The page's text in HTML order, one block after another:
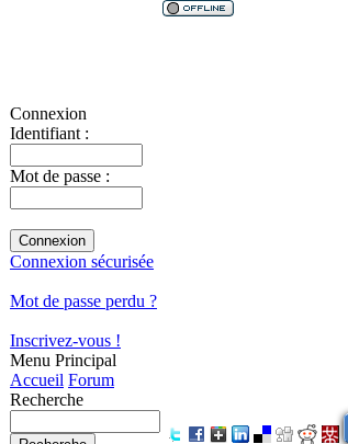
Connexion
Identifiant :
Mot de passe :
Connexion sécurisée
Mot de passe perdu ?
Inscrivez-vous !
Menu Principal
Accueil Forum
Recherche